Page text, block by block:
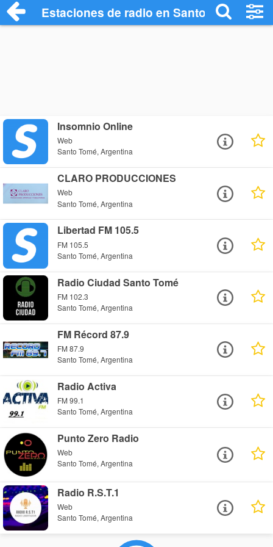
Estaciones de radio en Santo Tomé -
Insomnio Online
Web
Santo Tomé, Argentina
CLARO PRODUCCIONES
Web
Santo Tomé, Argentina
Libertad FM 105.5
FM 105.5
Santo Tomé, Argentina
Radio Ciudad Santo Tomé
FM 102.3
Santo Tomé, Argentina
FM Récord 87.9
FM 87.9
Santo Tomé, Argentina
Radio Activa
FM 99.1
Santo Tomé, Argentina
Punto Zero Radio
Web
Santo Tomé, Argentina
Radio R.S.T.1
Web
Santo Tomé, Argentina